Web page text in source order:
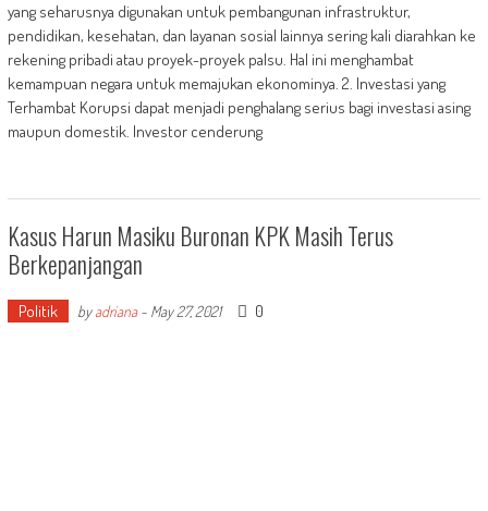
yang seharusnya digunakan untuk pembangunan infrastruktur,
pendidikan, kesehatan, dan layanan sosial lainnya sering kali diarahkan ke
rekening pribadi atau proyek-proyek palsu. Hal ini menghambat
kemampuan negara untuk memajukan ekonominya. 2. Investasi yang
Terhambat Korupsi dapat menjadi penghalang serius bagi investasi asing
maupun domestik. Investor cenderung
Kasus Harun Masiku Buronan KPK Masih Terus
Berkepanjangan
Politik byadriana- May 27, 2021 0